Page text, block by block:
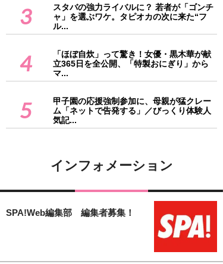
3
スタバの強力ライバルに？ 若者が「ゴンチ
ャ」を選ぶワケ。タピオカの次に来た“フ
ル...
4
「ほぼ自炊」って驚き！女優・黒木華が献
立365日を全公開、「特製おにぎり」から
マ...
5
甲子園の応援強制参加に、母親が猛クレー
ム「ネットで告発する」／びっくり体験人
気記...
インフォメーション
SPA!Web編集部 編集者募集！